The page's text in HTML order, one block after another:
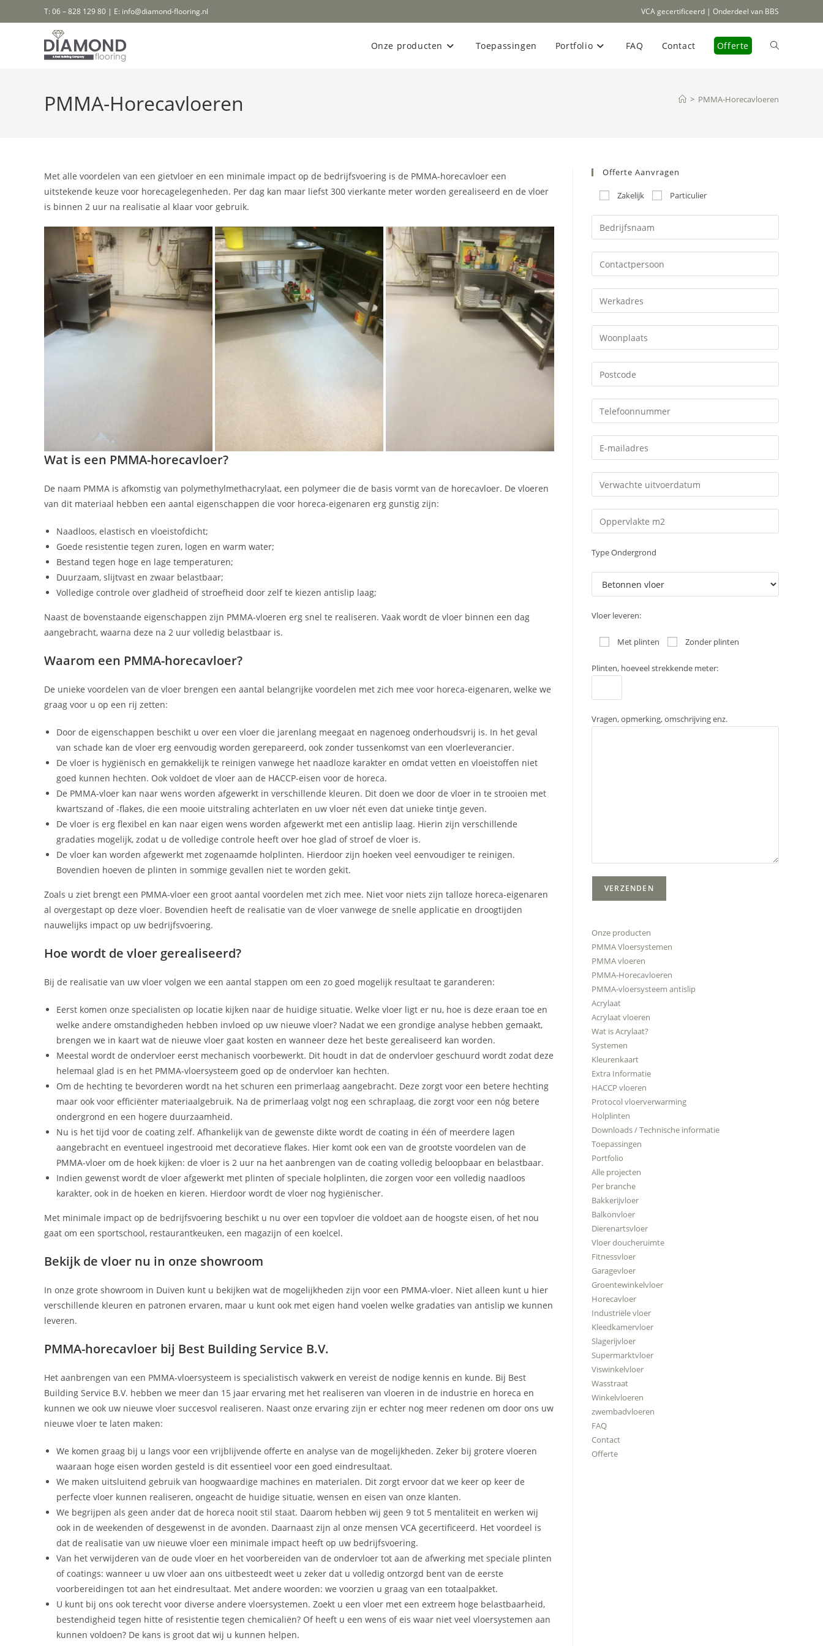
naar
T: 06 – 828 129 80 | E: info@diamond-flooring.nl VCA gecertificeerd | Onderdeel van BBS
Onze producten Toepassingen Portfolio FAQ Contact Offerte Toggle
PMMA-Horecavloeren > PMMA-Horecavloeren
Met alle voordelen van een gietvloer en een minimale impact op de bedrijfsvoering is de PMMA-horecavloer een
uitstekende keuze voor horecagelegenheden. Per dag kan maar liefst 300 vierkante meter worden gerealiseerd en de vloer
is binnen 2 uur na realisatie al klaar voor gebruik.
Wat is een PMMA-horecavloer?
De naam PMMA is afkomstig van polymethylmethacrylaat, een polymeer die de basis vormt van de horecavloer. De vloeren
van dit materiaal hebben een aantal eigenschappen die voor horeca-eigenaren erg gunstig zijn:
Naadloos, elastisch en vloeistofdicht;
Goede resistentie tegen zuren, logen en warm water;
Bestand tegen hoge en lage temperaturen;
Duurzaam, slijtvast en zwaar belastbaar;
Volledige controle over gladheid of stroefheid door zelf te kiezen antislip laag;
Naast de bovenstaande eigenschappen zijn PMMA-vloeren erg snel te realiseren. Vaak wordt de vloer binnen een dag
aangebracht, waarna deze na 2 uur volledig belastbaar is.
Waarom een PMMA-horecavloer?
De unieke voordelen van de vloer brengen een aantal belangrijke voordelen met zich mee voor horeca-eigenaren, welke we
graag voor u op een rij zetten:
Door de eigenschappen beschikt u over een vloer die jarenlang meegaat en nagenoeg onderhoudsvrij is. In het geval
van schade kan de vloer erg eenvoudig worden gerepareerd, ook zonder tussenkomst van een vloerleverancier.
De vloer is hygiënisch en gemakkelijk te reinigen vanwege het naadloze karakter en omdat vetten en vloeistoffen niet
goed kunnen hechten. Ook voldoet de vloer aan de HACCP-eisen voor de horeca.
De PMMA-vloer kan naar wens worden afgewerkt in verschillende kleuren. Dit doen we door de vloer in te strooien met
kwartszand of -flakes, die een mooie uitstraling achterlaten en uw vloer nét even dat unieke tintje geven.
De vloer is erg flexibel en kan naar eigen wens worden afgewerkt met een antislip laag. Hierin zijn verschillende
gradaties mogelijk, zodat u de volledige controle heeft over hoe glad of stroef de vloer is.
De vloer kan worden afgewerkt met zogenaamde holplinten. Hierdoor zijn hoeken veel eenvoudiger te reinigen.
Bovendien hoeven de plinten in sommige gevallen niet te worden gekit.
Zoals u ziet brengt een PMMA-vloer een groot aantal voordelen met zich mee. Niet voor niets zijn talloze horeca-eigenaren
al overgestapt op deze vloer. Bovendien heeft de realisatie van de vloer vanwege de snelle applicatie en droogtijden
nauwelijks impact op uw bedrijfsvoering.
Hoe wordt de vloer gerealiseerd?
Bij de realisatie van uw vloer volgen we een aantal stappen om een zo goed mogelijk resultaat te garanderen:
Eerst komen onze specialisten op locatie kijken naar de huidige situatie. Welke vloer ligt er nu, hoe is deze eraan toe en
welke andere omstandigheden hebben invloed op uw nieuwe vloer? Nadat we een grondige analyse hebben gemaakt,
brengen we in kaart wat de nieuwe vloer gaat kosten en wanneer deze het beste gerealiseerd kan worden.
Meestal wordt de ondervloer eerst mechanisch voorbewerkt. Dit houdt in dat de ondervloer geschuurd wordt zodat deze
helemaal glad is en het PMMA-vloersysteem goed op de ondervloer kan hechten.
Om de hechting te bevorderen wordt na het schuren een primerlaag aangebracht. Deze zorgt voor een betere hechting
maar ook voor efficiënter materiaalgebruik. Na de primerlaag volgt nog een schraplaag, die zorgt voor een nóg betere
ondergrond en een hogere duurzaamheid.
Nu is het tijd voor de coating zelf. Afhankelijk van de gewenste dikte wordt de coating in één of meerdere lagen
aangebracht en eventueel ingestrooid met decoratieve flakes. Hier komt ook een van de grootste voordelen van de
PMMA-vloer om de hoek kijken: de vloer is 2 uur na het aanbrengen van de coating volledig beloopbaar en belastbaar.
Indien gewenst wordt de vloer afgewerkt met plinten of speciale holplinten, die zorgen voor een volledig naadloos
karakter, ook in de hoeken en kieren. Hierdoor wordt de vloer nog hygiënischer.
Met minimale impact op de bedrijfsvoering beschikt u nu over een topvloer die voldoet aan de hoogste eisen, of het nou
gaat om een sportschool, restaurantkeuken, een magazijn of een koelcel.
Bekijk de vloer nu in onze showroom
In onze grote showroom in Duiven kunt u bekijken wat de mogelijkheden zijn voor een PMMA-vloer. Niet alleen kunt u hier
verschillende kleuren en patronen ervaren, maar u kunt ook met eigen hand voelen welke gradaties van antislip we kunnen
leveren.
PMMA-horecavloer bij Best Building Service B.V.
Het aanbrengen van een PMMA-vloersysteem is specialistisch vakwerk en vereist de nodige kennis en kunde. Bij Best
Building Service B.V. hebben we meer dan 15 jaar ervaring met het realiseren van vloeren in de industrie en horeca en
kunnen we ook uw nieuwe vloer succesvol realiseren. Naast onze ervaring zijn er echter nog meer redenen om door ons uw
nieuwe vloer te laten maken:
We komen graag bij u langs voor een vrijblijvende offerte en analyse van de mogelijkheden. Zeker bij grotere vloeren
waaraan hoge eisen worden gesteld is dit essentieel voor een goed eindresultaat.
We maken uitsluitend gebruik van hoogwaardige machines en materialen. Dit zorgt ervoor dat we keer op keer de
perfecte vloer kunnen realiseren, ongeacht de huidige situatie, wensen en eisen van onze klanten.
We begrijpen als geen ander dat de horeca nooit stil staat. Daarom hebben wij geen 9 tot 5 mentaliteit en werken wij
ook in de weekenden of desgewenst in de avonden. Daarnaast zijn al onze mensen VCA gecertificeerd. Het voordeel is
dat de realisatie van uw nieuwe vloer een minimale impact heeft op uw bedrijfsvoering.
Van het verwijderen van de oude vloer en het voorbereiden van de ondervloer tot aan de afwerking met speciale plinten
of coatings: wanneer u uw vloer aan ons uitbesteedt weet u zeker dat u volledig ontzorgd bent van de eerste
voorbereidingen tot aan het eindresultaat. Met andere woorden: we voorzien u graag van een totaalpakket.
U kunt bij ons ook terecht voor diverse andere vloersystemen. Zoekt u een vloer met een extreem hoge belastbaarheid,
bestendigheid tegen hitte of resistentie tegen chemicaliën? Of heeft u een wens of eis waar niet veel vloersystemen aan
kunnen voldoen? De kans is groot dat wij u kunnen helpen.
Offerte Aanvragen
Zakelijk Particulier
Type Ondergrond
Vloer leveren:
Met plinten Zonder plinten
Plinten, hoeveel strekkende meter:
Vragen, opmerking, omschrijving enz.
Onze producten
PMMA Vloersystemen
PMMA vloeren
PMMA-Horecavloeren
PMMA-vloersysteem antislip
Acrylaat
Acrylaat vloeren
Wat is Acrylaat?
Systemen
Kleurenkaart
Extra Informatie
HACCP vloeren
Protocol vloerverwarming
Holplinten
Downloads / Technische informatie
Toepassingen
Portfolio
Alle projecten
Per branche
Bakkerijvloer
Balkonvloer
Dierenartsvloer
Vloer doucheruimte
Fitnessvloer
Garagevloer
Groentewinkelvloer
Horecavloer
Industriële vloer
Kleedkamervloer
Slagerijvloer
Supermarktvloer
Viswinkelvloer
Wasstraat
Winkelvloeren
zwembadvloeren
FAQ
Contact
Offerte